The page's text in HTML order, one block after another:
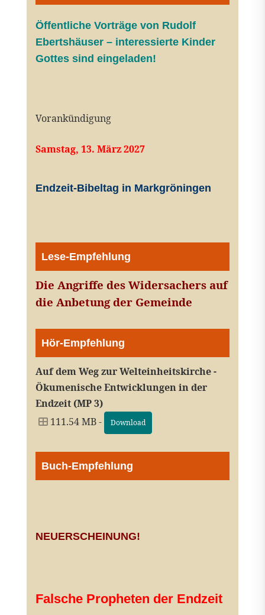
Öffentliche Vorträge von Rudolf
Ebertshäuser – interessierte Kinder
Gottes sind eingeladen!
Vorankündigung
Samstag, 13. März 2027
Endzeit-Bibeltag in Markgröningen
Lese-Empfehlung
Die Angriffe des Widersachers auf
die Anbetung der Gemeinde
Hör-Empfehlung
Auf dem Weg zur Welteinheitskirche -
Ökumenische Entwicklungen in der
Endzeit (MP 3)
111.54 MB -
Download
Buch-Empfehlung
NEUERSCHEINUNG!
Falsche Propheten der Endzeit